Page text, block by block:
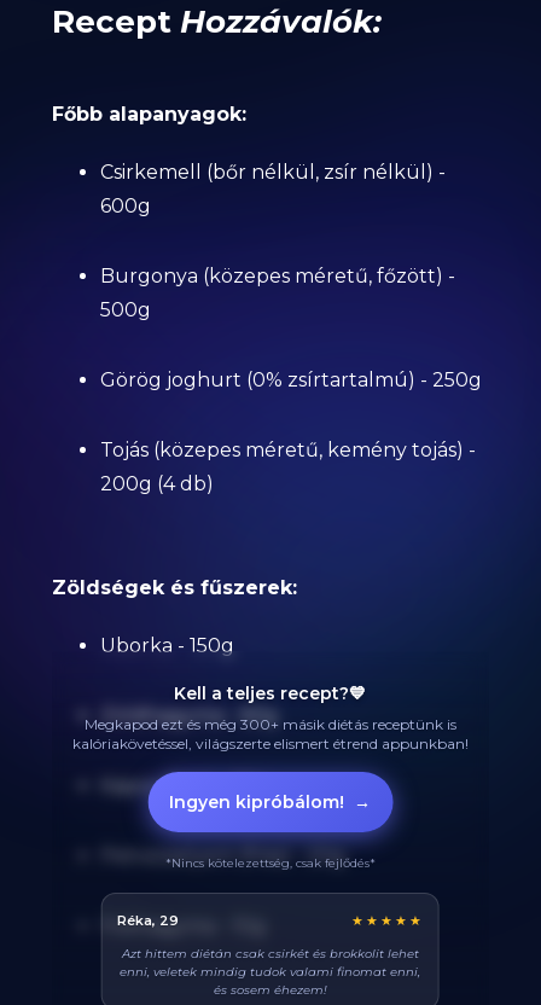
Recept Hozzávalók:
Főbb alapanyagok:
Csirkemell (bőr nélkül, zsír nélkül) -
600g
Burgonya (közepes méretű, főzött) -
500g
Görög joghurt (0% zsírtartalmú) - 250g
Tojás (közepes méretű, kemény tojás) -
200g (4 db)
Zöldségek és fűszerek:
Uborka - 150g
Zöldhagyma - 60g
Kapor (friss) - 20g
Petrezselyem (friss) - 20g
Fokhagyma - 10g
Kell a teljes recept?💙
Megkapod ezt és még 300+ másik diétás receptünk is
kalóriakövetéssel, világszerte elismert étrend appunkban!
Ingyen kipróbálom! →
*Nincs kötelezettség, csak fejlődés*
Balázs, 38 ★★★★★
Végre tudom pontosan mennyi fehérjét eszem
naponta. A kaloriaszámláló sokat segít, előtte
össze-vissza zabáltam...